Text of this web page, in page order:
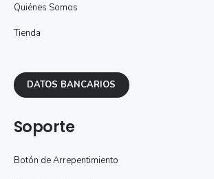
Quiénes Somos
Tienda
DATOS BANCARIOS
Soporte
Botón de Arrepentimiento